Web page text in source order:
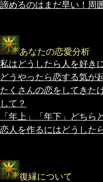
諦めるのはまだ早い！周
あなたの恋愛分析
私はどうしたら人を好き
どうやったら恋する気が
たくさんの恋をしてきた
して？
「年上」「年下」どちら
恋人を作るにはどうした
復縁について